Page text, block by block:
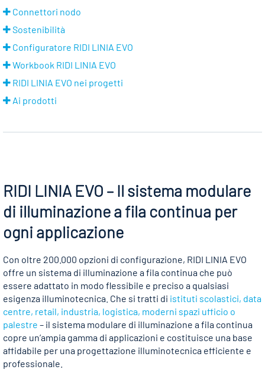
Connettori nodo
Sostenibilità
Configuratore RIDI LINIA EVO
Workbook RIDI LINIA EVO
RIDI LINIA EVO nei progetti
Ai prodotti
RIDI LINIA EVO – Il sistema modulare
di illuminazione a fila continua per
ogni applicazione
Con oltre 200.000 opzioni di configurazione, RIDI LINIA EVO
offre un sistema di illuminazione a fila continua che può
essere adattato in modo flessibile e preciso a qualsiasi
esigenza illuminotecnica. Che si tratti di istituti scolastici, data
centre, retail, industria, logistica, moderni spazi ufficio o
palestre – il sistema modulare di illuminazione a fila continua
copre un’ampia gamma di applicazioni e costituisce una base
affidabile per una progettazione illuminotecnica efficiente e
professionale.